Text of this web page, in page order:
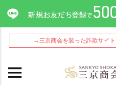
→三京商会を装った詐欺サイ